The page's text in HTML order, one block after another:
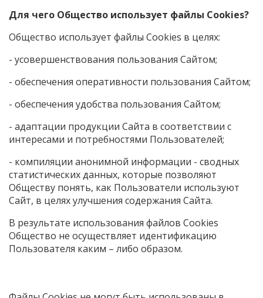
Для чего Общество использует файлы Cookies?
Общество использует файлы Cookies в целях:
- усовершенствования пользования Сайтом;
- обеспечения оперативности пользования Сайтом;
- обеспечения удобства пользования Сайтом;
- адаптации продукции Сайта в соответствии с
интересами и потребностями Пользователей;
- компиляции анонимной информации - сводных
статистических данных, которые позволяют
Обществу понять, как Пользователи используют
Сайт, в целях улучшения содержания Сайта.
В результате использования файлов Cookies
Общество не осуществляет идентификацию
Пользователя каким – либо образом.